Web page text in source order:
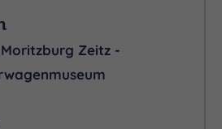
Zeitz -